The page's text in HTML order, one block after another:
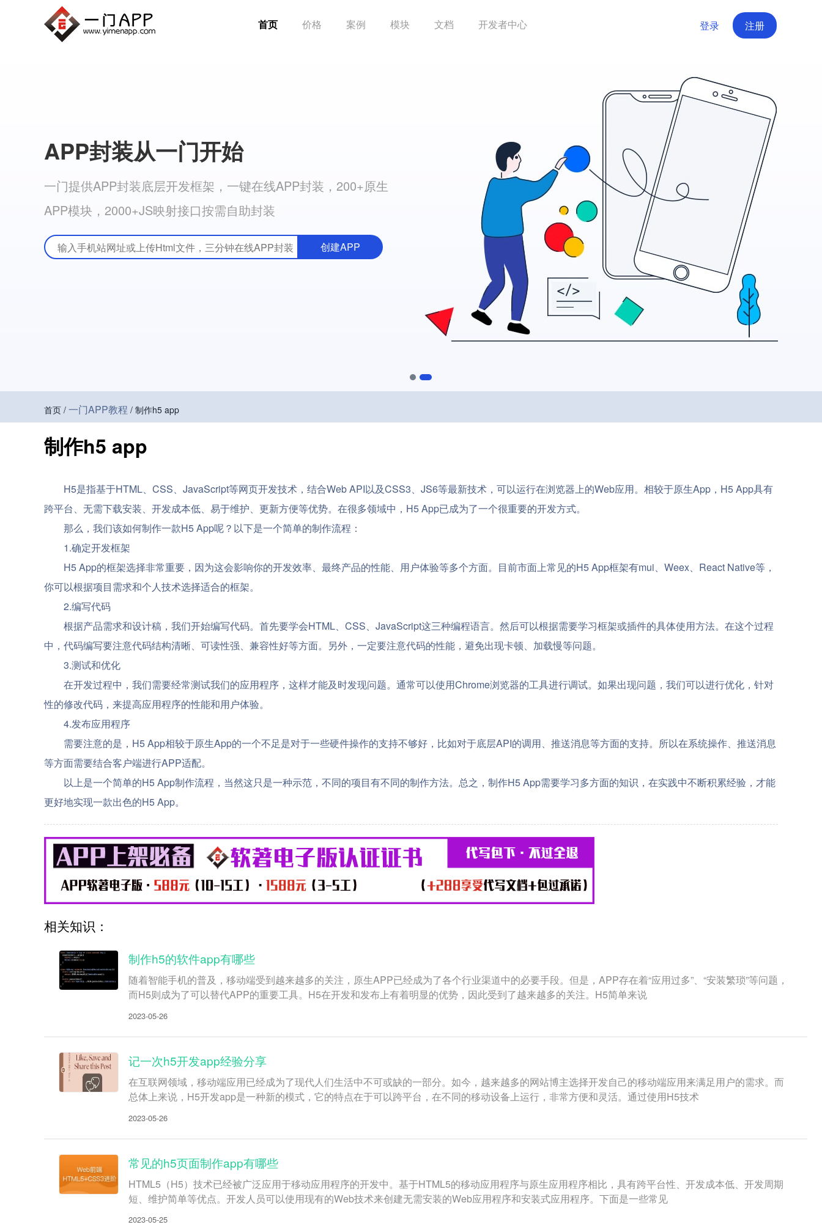
首页 价格 案例 模块 文档 开发者中心 登录 注册
APP封装从一门开始
一门提供APP封装底层开发框架，一键在线APP封装，200+原生
APP模块，2000+JS映射接口按需自助封装
创建APP
首页 / 一门APP教程 / 制作h5 app
制作h5 app
H5是指基于HTML、CSS、JavaScript等网页开发技术，结合Web API以及CSS3、JS6等最新技术，可以运行在浏览器上的Web应用。相较于原生App，H5 App具有
跨平台、无需下载安装、开发成本低、易于维护、更新方便等优势。在很多领域中，H5 App已成为了一个很重要的开发方式。
那么，我们该如何制作一款H5 App呢？以下是一个简单的制作流程：
1.确定开发框架
H5 App的框架选择非常重要，因为这会影响你的开发效率、最终产品的性能、用户体验等多个方面。目前市面上常见的H5 App框架有mui、Weex、React Native等，
你可以根据项目需求和个人技术选择适合的框架。
2.编写代码
根据产品需求和设计稿，我们开始编写代码。首先要学会HTML、CSS、JavaScript这三种编程语言。然后可以根据需要学习框架或插件的具体使用方法。在这个过程
中，代码编写要注意代码结构清晰、可读性强、兼容性好等方面。另外，一定要注意代码的性能，避免出现卡顿、加载慢等问题。
3.测试和优化
在开发过程中，我们需要经常测试我们的应用程序，这样才能及时发现问题。通常可以使用Chrome浏览器的工具进行调试。如果出现问题，我们可以进行优化，针对
性的修改代码，来提高应用程序的性能和用户体验。
4.发布应用程序
需要注意的是，H5 App相较于原生App的一个不足是对于一些硬件操作的支持不够好，比如对于底层API的调用、推送消息等方面的支持。所以在系统操作、推送消息
等方面需要结合客户端进行APP适配。
以上是一个简单的H5 App制作流程，当然这只是一种示范，不同的项目有不同的制作方法。总之，制作H5 App需要学习多方面的知识，在实践中不断积累经验，才能
更好地实现一款出色的H5 App。
相关知识：
制作h5的软件app有哪些
随着智能手机的普及，移动端受到越来越多的关注，原生APP已经成为了各个行业渠道中的必要手段。但是，APP存在着“应用过多”、“安装繁琐”等问题，
而H5则成为了可以替代APP的重要工具。H5在开发和发布上有着明显的优势，因此受到了越来越多的关注。H5简单来说
2023-05-26
记一次h5开发app经验分享
在互联网领域，移动端应用已经成为了现代人们生活中不可或缺的一部分。如今，越来越多的网站博主选择开发自己的移动端应用来满足用户的需求。而
总体上来说，H5开发app是一种新的模式，它的特点在于可以跨平台，在不同的移动设备上运行，非常方便和灵活。通过使用H5技术
2023-05-26
常见的h5页面制作app有哪些
HTML5（H5）技术已经被广泛应用于移动应用程序的开发中。基于HTML5的移动应用程序与原生应用程序相比，具有跨平台性、开发成本低、开发周期
短、维护简单等优点。开发人员可以使用现有的Web技术来创建无需安装的Web应用程序和安装式应用程序。下面是一些常见
2023-05-25